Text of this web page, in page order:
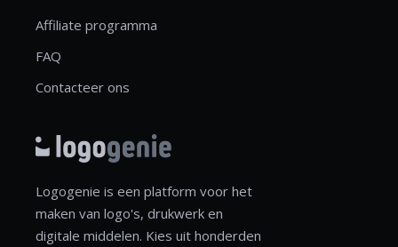
Affiliate programma
FAQ
Contacteer ons
Logogenie is een platform voor het
maken van logo's, drukwerk en
digitale middelen. Kies uit honderden